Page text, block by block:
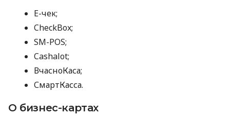
E-чек;
CheckBox;
SM-POS;
Cashalot;
ВчасноКаса;
СмартКасса.
О бизнес-картах